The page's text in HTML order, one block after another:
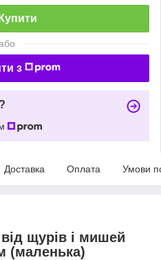
Купити
з
Доставка Оплата Умови
щурів і мишей
(маленька)